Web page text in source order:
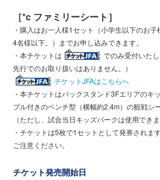
［*c ファミリーシート］
・購入はお一人様1セット（小学生以下のお
4名様以下。）までお申し込みできます。
・本チケットは
でのみ受付いた
先行でのお取り扱いはありません。）
チケットJFAはこちらへ
・本チケットはバックスタンド3Fエリアのキ
ブル付きのベンチ型（横幅約2.4m）の観戦シ
（ただし、試合当日キッズパークは使用できま
・チケットは5枚で1セットとして発券されま
ご注意ください。
チケット発売開始日